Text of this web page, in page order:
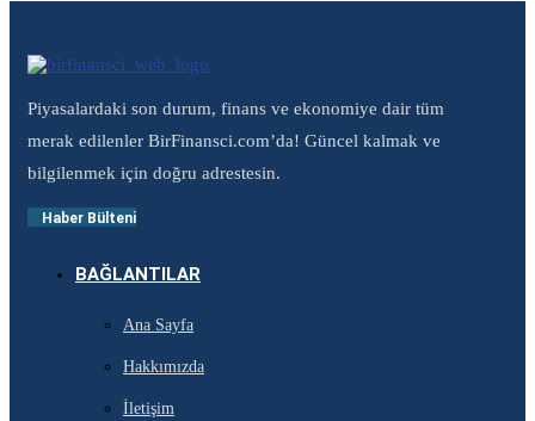
Piyasalardaki son durum, finans ve ekonomiye dair tüm
merak edilenler BirFinansci.com’da! Güncel kalmak ve
bilgilenmek için doğru adrestesin.
Haber Bülteni
BAĞLANTILAR
Ana Sayfa
Hakkımızda
İletişim